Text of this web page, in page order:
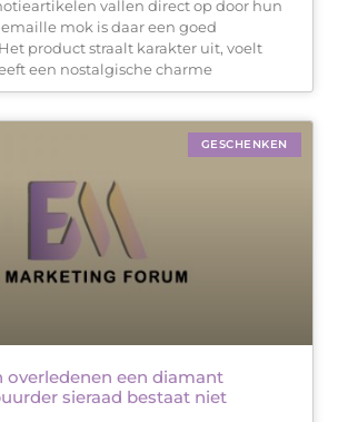
vallen direct op door hun
mok is daar een goed
product straalt karakter uit, voelt
een nostalgische charme
GESCHENKEN
overledenen een diamant
sieraad bestaat niet